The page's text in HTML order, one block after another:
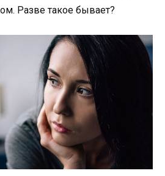
Разве такое бывает?